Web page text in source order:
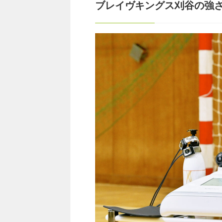
ブレイヴキングス刈谷の強